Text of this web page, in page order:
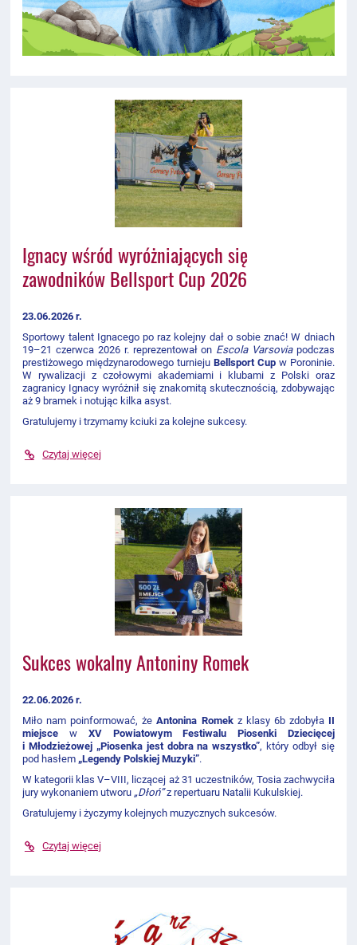
Ignacy wśród wyróżniających się
zawodników Bellsport Cup 2026
23.06.2026 r.
Sportowy talent Ignacego po raz kolejny dał o sobie znać! W dniach
19–21 czerwca 2026 r. reprezentował on Escola Varsoviapodczas
prestiżowego międzynarodowego turnieju Bellsport Cupw Poroninie.
W rywalizacji z czołowymi akademiami i klubami z Polski oraz
zagranicy Ignacy wyróżnił się znakomitą skutecznością, zdobywając
aż 9 bramek i notując kilka asyst.
Gratulujemy i trzymamy kciuki za kolejne sukcesy.
Czytaj więcej
Sukces wokalny Antoniny Romek
22.06.2026 r.
Miło nam poinformować, żeAntonina Romek z klasy 6b zdobyła II
miejsce w XV Powiatowym Festiwalu Piosenki Dziecięcej
i Młodzieżowej „Piosenka jest dobra na wszystko”, który odbył się
pod hasłem „Legendy Polskiej Muzyki”.
W kategorii klas V–VIII, liczącej aż 31 uczestników, Tosia zachwyciła
jury wykonaniem utworu „Dłoń”z repertuaru Natalii Kukulskiej.
Gratulujemy i życzymy kolejnych muzycznych sukcesów.
Czytaj więcej